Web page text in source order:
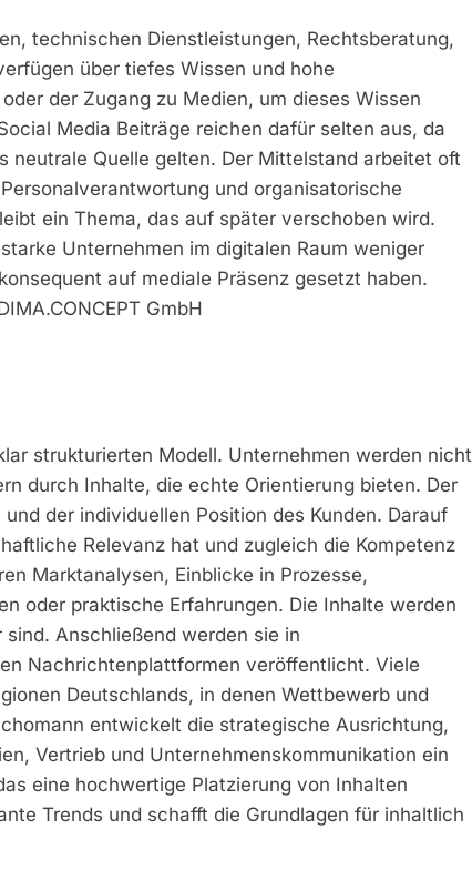
technischen Dienstleistungen, Rechtsberatung,
über tiefes Wissen und hohe
der Zugang zu Medien, um dieses Wissen
Media Beiträge reichen dafür selten aus, da
neutrale Quelle gelten. Der Mittelstand arbeitet oft
und organisatorische
ein Thema, das auf später verschoben wird.
Unternehmen im digitalen Raum weniger
auf mediale Präsenz gesetzt haben.
GmbH
strukturierten Modell. Unternehmen werden nicht
durch Inhalte, die echte Orientierung bieten. Der
der individuellen Position des Kunden. Darauf
Relevanz hat und zugleich die Kompetenz
Marktanalysen, Einblicke in Prozesse,
oder praktische Erfahrungen. Die Inhalte werden
Anschließend werden sie in
Nachrichtenplattformen veröffentlicht. Viele
Deutschlands, in denen Wettbewerb und
entwickelt die strategische Ausrichtung,
Vertrieb und Unternehmenskommunikation ein
eine hochwertige Platzierung von Inhalten
Trends und schafft die Grundlagen für inhaltlich